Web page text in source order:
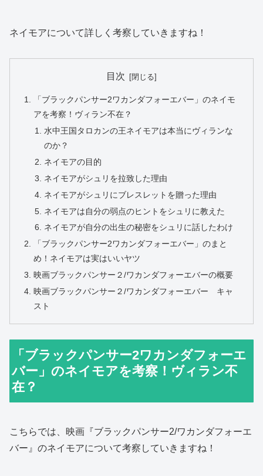
ネイモアについて詳しく考察していきますね！
目次
「ブラックパンサー2ワカンダフォーエバー」のネイモ
アを考察！ヴィラン不在？
水中王国タロカンの王ネイモアは本当にヴィランな
のか？
ネイモアの目的
ネイモアがシュリを拉致した理由
ネイモアがシュリにブレスレットを贈った理由
ネイモアは自分の弱点のヒントをシュリに教えた
ネイモアが自分の出生の秘密をシュリに話したわけ
「ブラックパンサー2ワカンダフォーエバー」のまと
め！ネイモアは実はいいヤツ
映画ブラックパンサー２/ワカンダフォーエバーの概要
映画ブラックパンサー２/ワカンダフォーエバー キャ
スト
「ブラックパンサー2ワカンダフォーエ
バー」のネイモアを考察！ヴィラン不
在？
こちらでは、映画『ブラックパンサー2/ワカンダフォーエ
バー』のネイモアについて考察していきますね！